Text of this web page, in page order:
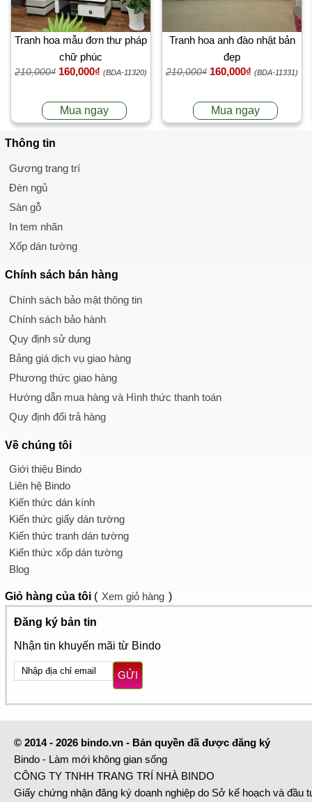
Tranh hoa mẫu đơn thư pháp
chữ phúc
210,000₫ 160,000₫ (BDA-11320)
Mua ngay
Tranh hoa anh đào nhật bản
đẹp
210,000₫ 160,000₫ (BDA-11331)
Mua ngay
Thông tin
Gương trang trí
Đèn ngủ
Sàn gỗ
In tem nhãn
Xốp dán tường
Chính sách bán hàng
Chính sách bảo mật thông tin
Chính sách bảo hành
Quy định sử dụng
Bảng giá dịch vụ giao hàng
Phương thức giao hàng
Hướng dẫn mua hàng và Hình thức thanh toán
Quy định đổi trả hàng
Về chúng tôi
Giới thiệu Bindo
Liên hệ Bindo
Kiến thức dán kính
Kiến thức giấy dán tường
Kiến thức tranh dán tường
Kiến thức xốp dán tường
Blog
Giỏ hàng của tôi ( Xem giỏ hàng )
Đăng ký bản tin
Nhận tin khuyến mãi từ Bindo
GỬI
© 2014 - 2026 bindo.vn - Bản quyền đã được đăng ký
Bindo - Làm mới không gian sống
CÔNG TY TNHH TRANG TRÍ NHÀ BINDO
Giấy chứng nhận đăng ký doanh nghiệp do Sở kế hoạch và đầu